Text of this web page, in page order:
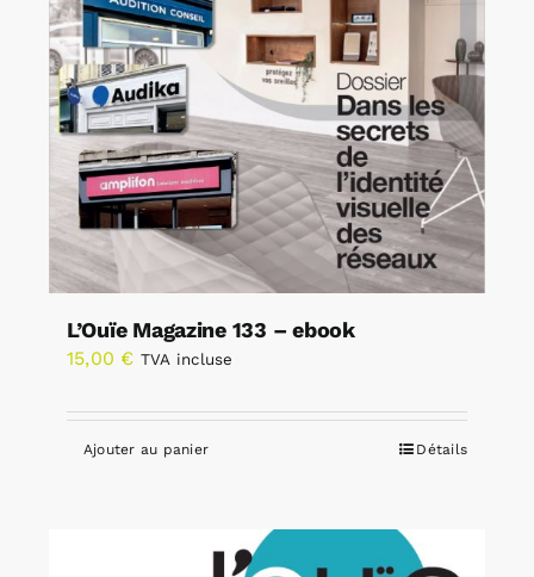
L’Ouïe Magazine 133 – ebook
15,00 € TVA incluse
Ajouter au panier Détails